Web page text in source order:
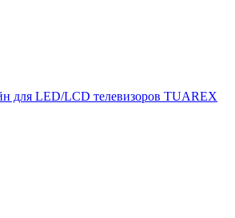
для LED/LCD телевизоров TUAREX